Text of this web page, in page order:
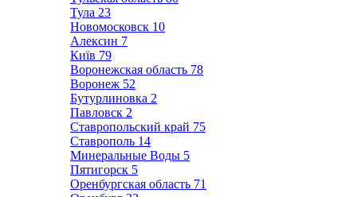
Тула 23
Новомосковск 10
Алексин 7
Київ 79
Воронежская область 78
Воронеж 52
Бутурлиновка 2
Павловск 2
Ставропольский край 75
Ставрополь 14
Минеральные Воды 5
Пятигорск 5
Оренбургская область 71